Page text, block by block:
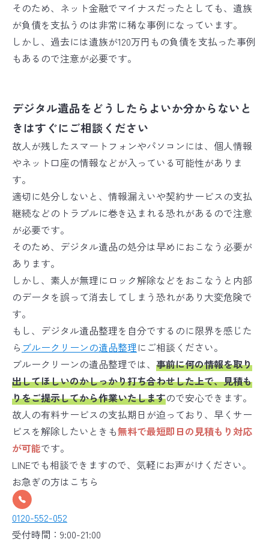
そのため、ネット金融でマイナスだったとしても、遺族
が負債を支払うのは非常に稀な事例になっています。
しかし、過去には遺族が120万円もの負債を支払った事例
もあるので注意が必要です。
デジタル遺品をどうしたらよいか分からないと
きはすぐにご相談ください
故人が残したスマートフォンやパソコンには、個人情報
やネット口座の情報などが入っている可能性がありま
す。
適切に処分しないと、情報漏えいや契約サービスの支払
継続などのトラブルに巻き込まれる恐れがあるので注意
が必要です。
そのため、デジタル遺品の処分は早めにおこなう必要が
あります。
しかし、素人が無理にロック解除などをおこなうと内部
のデータを誤って消去してしまう恐れがあり大変危険で
す。
もし、デジタル遺品整理を自分でするのに限界を感じた
ら ブルークリーンの遺品整理にご相談ください。
ブルークリーンの遺品整理では、 事前に何の情報を取り
出してほしいのかしっかり打ち合わせした上で、見積も
りをご提示してから作業いたしますので安心できます。
故人の有料サービスの支払期日が迫っており、早くサー
ビスを解除したいときも無料で最短即日の見積もり対応
が可能です。
LINEでも相談できますので、気軽にお声がけください。
お急ぎの方はこちら
0120-552-052
受付時間：9:00-21:00